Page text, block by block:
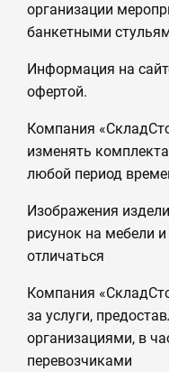
организации
банкетными
Информация на
офертой.
Компания
изменять
любой период
Изображения
рисунок на мебели
отличаться
Компания
за услуги,
организациями, в
перевозчиками